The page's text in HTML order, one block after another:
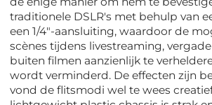
traditionele DSLR's met behulp van
een 1/4"-aansluiting, waardoor de
scènes tijdens livestreaming,
buiten filmen aanzienlijk te
wordt verminderd. De effecten zijn
vond de flitsmodi wel te wees